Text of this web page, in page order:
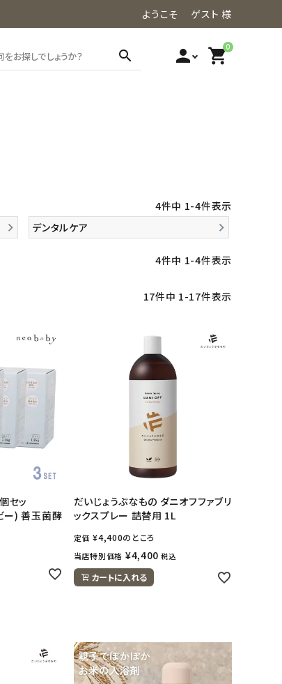
ようこそ ゲスト 様
search person 0
shopping_cart
4件中 1-4件表示
デンタルケア
4件中 1-4件表示
17件中 1-17件表示
セッ
ー) 善玉菌酵
だいじょうぶなもの ダニオフファブリ
ックスプレー 詰替用 1L
定価 ¥4,400のところ
当店特別価格 ¥4,400 税込
カートに入れる